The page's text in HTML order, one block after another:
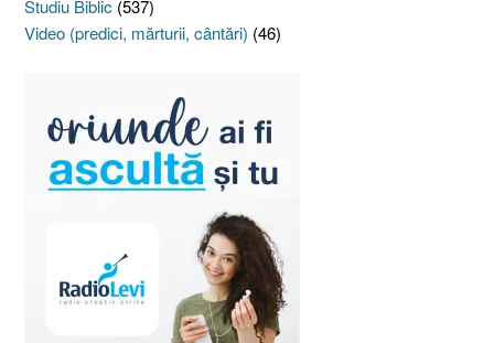
Studiu Biblic (537)
Video (predici, mărturii, cântări) (46)